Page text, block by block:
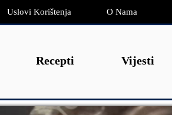
Uslovi Korištenja O Nama
Recepti Vijesti